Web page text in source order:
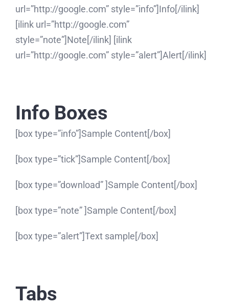
url=”http://google.com” style=”info”]Info[/ilink]
[ilink url=”http://google.com”
style=”note”]Note[/ilink] [ilink
url=”http://google.com” style=”alert”]Alert[/ilink]
Info Boxes
[box type=”info”]Sample Content[/box]
[box type=”tick”]Sample Content[/box]
[box type=”download” ]Sample Content[/box]
[box type=”note” ]Sample Content[/box]
[box type=”alert”]Text sample[/box]
Tabs